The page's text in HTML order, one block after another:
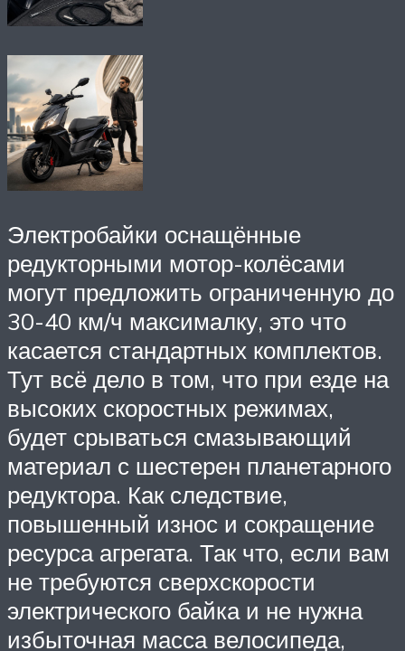
Электробайки оснащённые
редукторными мотор-колёсами
могут предложить ограниченную до
30-40 км/ч максималку, это что
касается стандартных комплектов.
Тут всё дело в том, что при езде на
высоких скоростных режимах,
будет срываться смазывающий
материал с шестерен планетарного
редуктора. Как следствие,
повышенный износ и сокращение
ресурса агрегата. Так что, если вам
не требуются сверхскорости
электрического байка и не нужна
избыточная масса велосипеда,